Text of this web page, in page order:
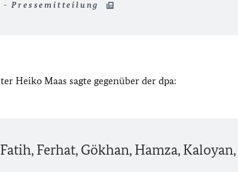
- Pressemitteilung
Heiko Maas sagte gegenüber der dpa:
Fatih, Ferhat, Gökhan, Hamza,